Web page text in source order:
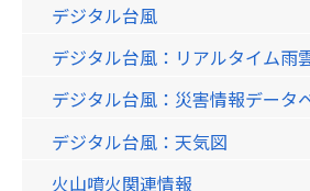
デジタル台風
デジタル台風：リアルタイム雨
デジタル台風：災害情報データ
デジタル台風：天気図
火山噴火関連情報